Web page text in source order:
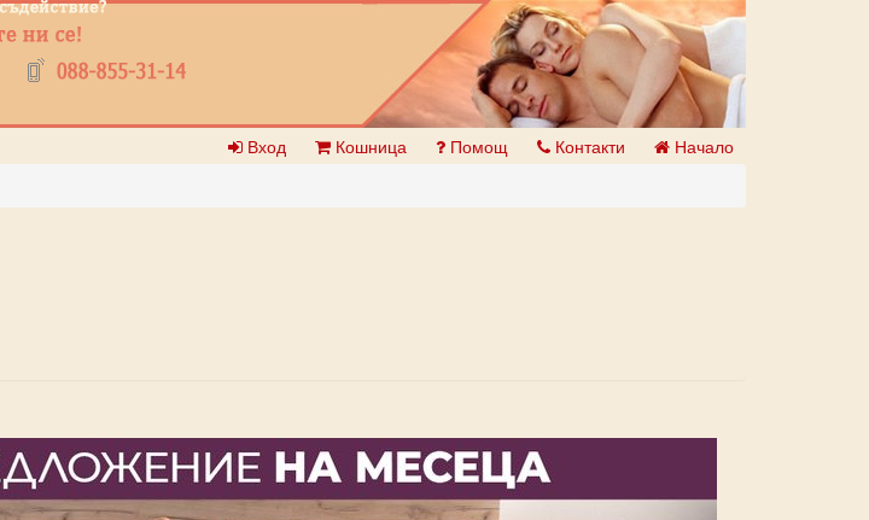
Вход Кошница Помощ Контакти Начало